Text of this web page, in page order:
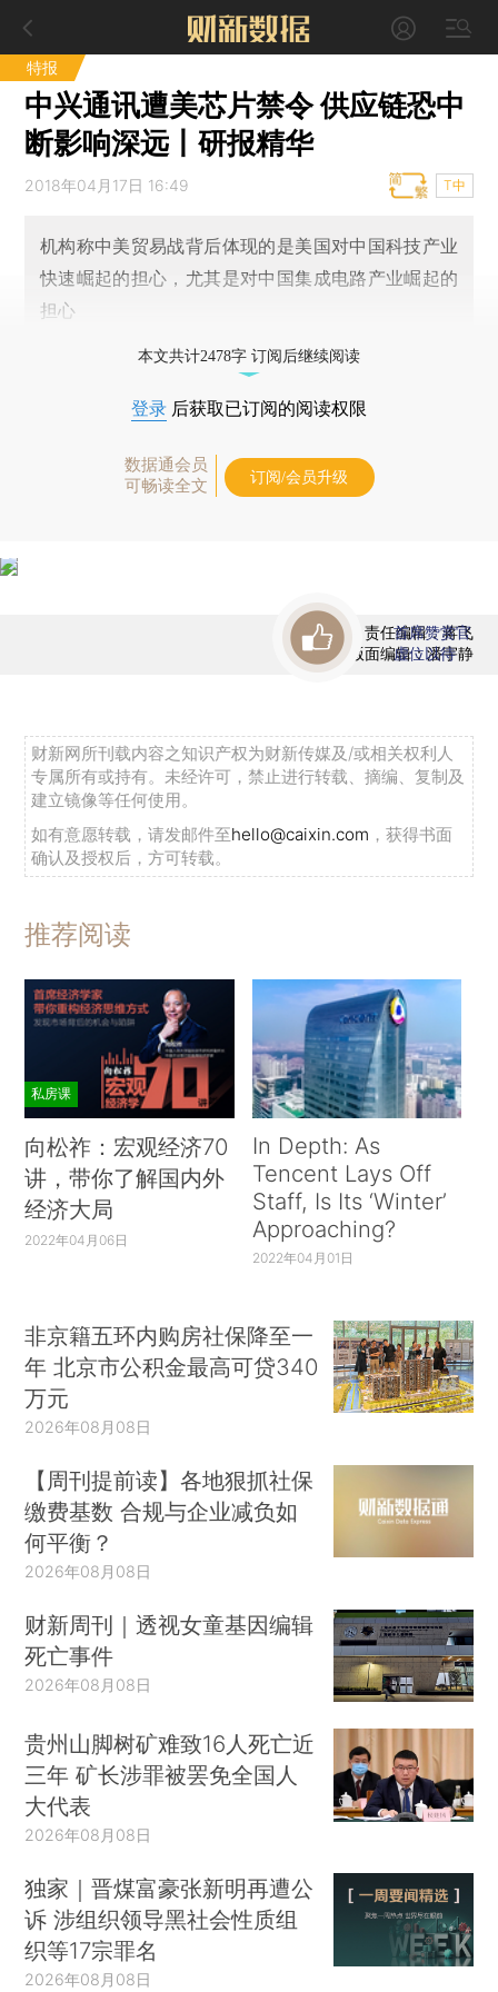
特报
中兴通讯遭美芯片禁令 供应链恐中
断影响深远丨研报精华
2018年04月17日 16:49 T中
机构称中美贸易战背后体现的是美国对中国科技产业
快速崛起的担心，尤其是对中国集成电路产业崛起的
担心
本文共计2478字 订阅后继续阅读
登录 后获取已订阅的阅读权限
数据通会员
可畅读全文
订阅/会员升级
责任编辑：蒋飞
版面编辑：潘宇静
首席赞赏官
虚位以待
财新网所刊载内容之知识产权为财新传媒及/或相关权利人
专属所有或持有。未经许可，禁止进行转载、摘编、复制及
建立镜像等任何使用。
如有意愿转载，请发邮件至hello@caixin.com ，获得书面
确认及授权后，方可转载。
推荐阅读
私房课
向松祚：宏观经济70
讲，带你了解国内外
经济大局
2022年04月06日
In Depth: As
Tencent Lays Off
Staff, Is Its ‘Winter’
Approaching?
2022年04月01日
非京籍五环内购房社保降至一
年 北京市公积金最高可贷340
万元
2026年08月08日
【周刊提前读】各地狠抓社保
缴费基数 合规与企业减负如
何平衡？
2026年08月08日
财新周刊｜透视女童基因编辑
死亡事件
2026年08月08日
贵州山脚树矿难致16人死亡近
三年 矿长涉罪被罢免全国人
大代表
2026年08月08日
独家｜晋煤富豪张新明再遭公
诉 涉组织领导黑社会性质组
织等17宗罪名
2026年08月08日